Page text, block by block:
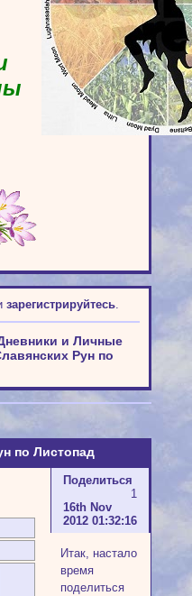
зарегистрируйтесь.
и Личные
Рун по
по Листопад
Поделиться
1
16th Nov
2012 01:32:16
Итак, настало
время
поделиться